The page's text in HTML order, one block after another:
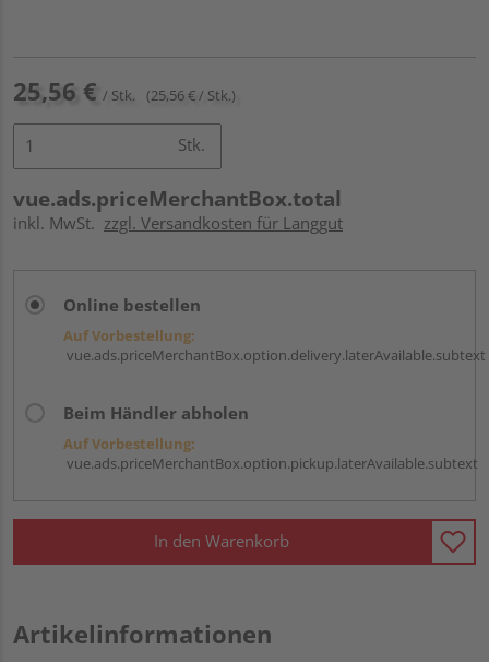
25,56 € / Stk. (25,56 € / Stk.)
Stk.
vue.ads.priceMerchantBox.total
inkl. MwSt. zzgl. Versandkosten für Langgut
Online bestellen
Auf Vorbestellung:
vue.ads.priceMerchantBox.option.delivery.laterAvailable.subtext
Beim Händler abholen
Auf Vorbestellung:
vue.ads.priceMerchantBox.option.pickup.laterAvailable.subtext
In den Warenkorb
Artikelinformationen